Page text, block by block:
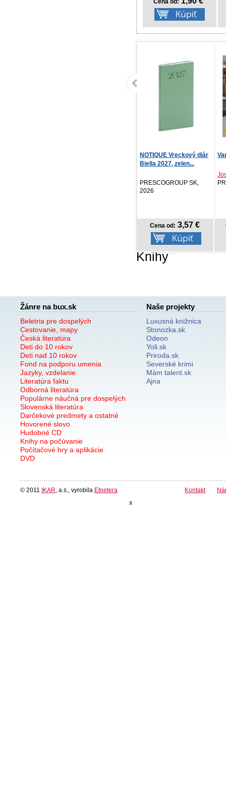
Cena od:
Varenie bez výhovoriek
PRÍRODA, 2022
Cena od:19,92 €
Knihy
Žánre na bux.sk
Beletria pre dospelých
Cestovanie, mapy
Česká literatúra
Deti do 10 rokov
Deti nad 10 rokov
Fond na podporu umenia
Jazyky, vzdelanie
Literatúra faktu
Odborná literatúra
Populárne náučná pre dospelých
Slovenská literatúra
Darčekové predmety a ostatné
Hovorené slovo
Hudobné CD
Knihy na počúvanie
Počítačové hry a aplikácie
DVD
Naše projekty
Luxusná knižnica
Stonozka.sk
Odeon
Yoli.sk
Priroda.sk
Severské krimi
Mám talent.sk
Ajna
© 2011 IKAR , a.s., vyrobila Etnetera Kontakt
x